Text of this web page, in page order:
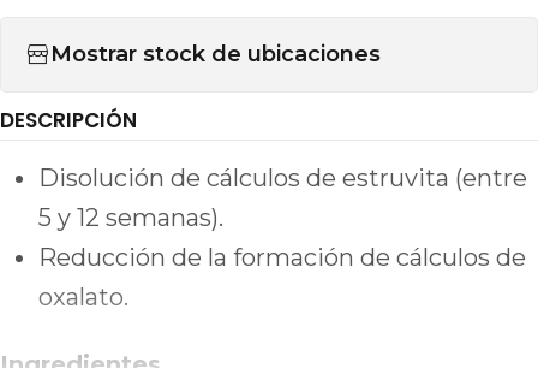
Mostrar stock de ubicaciones
DESCRIPCIÓN
Disolución de cálculos de estruvita (entre
5 y 12 semanas).
Reducción de la formación de cálculos de
oxalato.